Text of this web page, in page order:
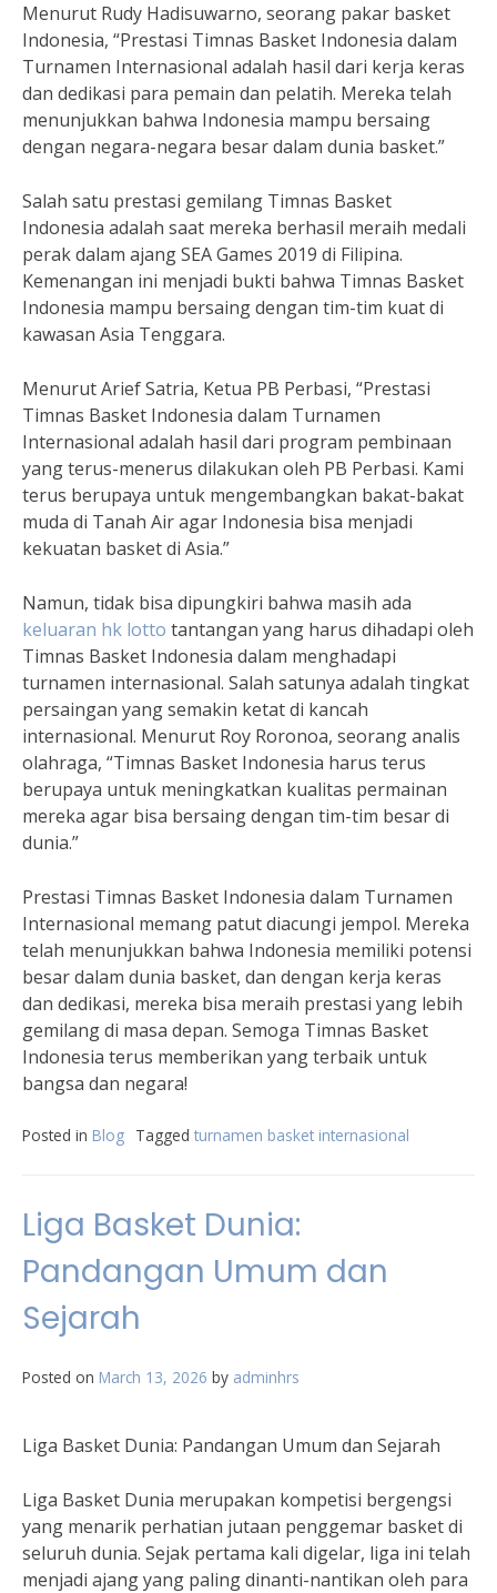
Menurut Rudy Hadisuwarno, seorang pakar basket
Indonesia, “Prestasi Timnas Basket Indonesia dalam
Turnamen Internasional adalah hasil dari kerja keras
dan dedikasi para pemain dan pelatih. Mereka telah
menunjukkan bahwa Indonesia mampu bersaing
dengan negara-negara besar dalam dunia basket.”
Salah satu prestasi gemilang Timnas Basket
Indonesia adalah saat mereka berhasil meraih medali
perak dalam ajang SEA Games 2019 di Filipina.
Kemenangan ini menjadi bukti bahwa Timnas Basket
Indonesia mampu bersaing dengan tim-tim kuat di
kawasan Asia Tenggara.
Menurut Arief Satria, Ketua PB Perbasi, “Prestasi
Timnas Basket Indonesia dalam Turnamen
Internasional adalah hasil dari program pembinaan
yang terus-menerus dilakukan oleh PB Perbasi. Kami
terus berupaya untuk mengembangkan bakat-bakat
muda di Tanah Air agar Indonesia bisa menjadi
kekuatan basket di Asia.”
Namun, tidak bisa dipungkiri bahwa masih ada
keluaran hk lotto tantangan yang harus dihadapi oleh
Timnas Basket Indonesia dalam menghadapi
turnamen internasional. Salah satunya adalah tingkat
persaingan yang semakin ketat di kancah
internasional. Menurut Roy Roronoa, seorang analis
olahraga, “Timnas Basket Indonesia harus terus
berupaya untuk meningkatkan kualitas permainan
mereka agar bisa bersaing dengan tim-tim besar di
dunia.”
Prestasi Timnas Basket Indonesia dalam Turnamen
Internasional memang patut diacungi jempol. Mereka
telah menunjukkan bahwa Indonesia memiliki potensi
besar dalam dunia basket, dan dengan kerja keras
dan dedikasi, mereka bisa meraih prestasi yang lebih
gemilang di masa depan. Semoga Timnas Basket
Indonesia terus memberikan yang terbaik untuk
bangsa dan negara!
Posted in Blog Tagged turnamen basket internasional
Liga Basket Dunia:
Pandangan Umum dan
Sejarah
Posted on March 13, 2026 by adminhrs
Liga Basket Dunia: Pandangan Umum dan Sejarah
Liga Basket Dunia merupakan kompetisi bergengsi
yang menarik perhatian jutaan penggemar basket di
seluruh dunia. Sejak pertama kali digelar, liga ini telah
menjadi ajang yang paling dinanti-nantikan oleh para